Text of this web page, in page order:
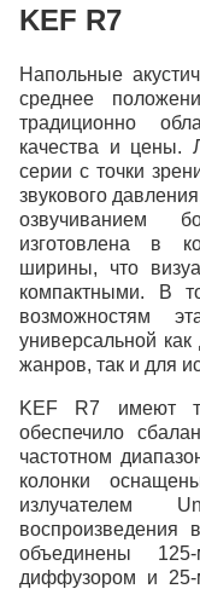
KEF R7
Напольные
среднее
традиционно
качества и цены.
серии с точки
звукового
озвучиванием
изготовлена в
ширины, что
компактными. В
возможностям
универсальной
жанров, так и для
KEF R7 имеют
обеспечило
частотном
колонки
излучателем
воспроизведения
объединены
диффузором и 25-